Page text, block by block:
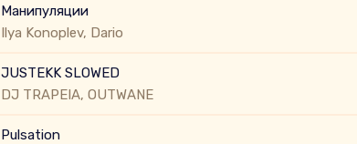
Манипуляции
Ilya Konoplev, Dario
JUSTEKK SLOWED
DJ TRAPEIA, OUTWANE
Pulsation